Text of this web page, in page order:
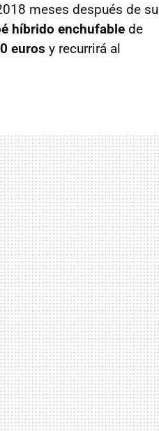
meses después de su
híbrido enchufable de
euros y recurrirá al